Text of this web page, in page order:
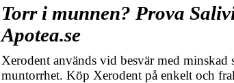
Torr i munnen? Prova
Apotea.se
Xerodent används vid besvär med
muntorrhet. Köp Xerodent på enkelt och